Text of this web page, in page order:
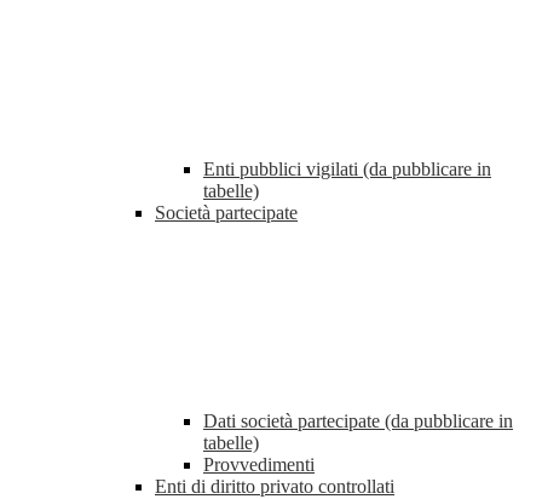
Enti pubblici vigilati (da pubblicare in
tabelle)
Società partecipate
Dati società partecipate (da pubblicare in
tabelle)
Provvedimenti
Enti di diritto privato controllati